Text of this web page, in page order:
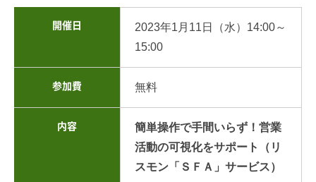
開催日
2023年1月11日（水）14:00～
15:00
参加費 無料
内容
簡単操作で手間いらず！営業
活動の可視化をサポート（リ
スモン「ＳＦＡ」サービス）